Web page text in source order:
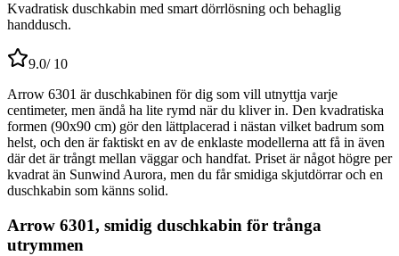
Kvadratisk duschkabin med smart dörrlösning och behaglig
handdusch.
9.0/ 10
Arrow 6301 är duschkabinen för dig som vill utnyttja varje
centimeter, men ändå ha lite rymd när du kliver in. Den kvadratiska
formen (90x90 cm) gör den lättplacerad i nästan vilket badrum som
helst, och den är faktiskt en av de enklaste modellerna att få in även
där det är trångt mellan väggar och handfat. Priset är något högre per
kvadrat än Sunwind Aurora, men du får smidiga skjutdörrar och en
duschkabin som känns solid.
Arrow 6301, smidig duschkabin för trånga
utrymmen